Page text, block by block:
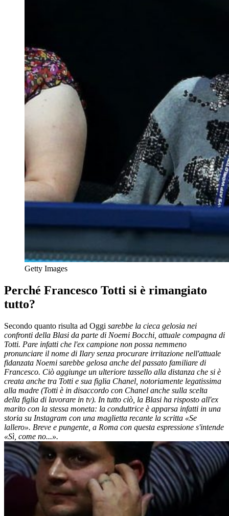
Getty Images
Perché Francesco Totti si è rimangiato
tutto?
Secondo quanto risulta ad Oggi sarebbe la cieca gelosia nei
confronti della Blasi da parte di Noemi Bocchi, attuale compagna di
Totti. Pare infatti che l'ex campione non possa nemmeno
pronunciare il nome di Ilary senza procurare irritazione nell'attuale
fidanzata Noemi sarebbe gelosa anche del passato familiare di
Francesco. Ciò aggiunge un ulteriore tassello alla distanza che si è
creata anche tra Totti e sua figlia Chanel, notoriamente legatissima
alla madre (Totti è in disaccordo con Chanel anche sulla scelta
della figlia di lavorare in tv). In tutto ciò, la Blasi ha risposto all'ex
marito con la stessa moneta: la conduttrice è apparsa infatti in una
storia su Instagram con una maglietta recante la scritta «Se
lallero». Breve e pungente, a Roma con questa espressione s'intende
«Sì, come no...».